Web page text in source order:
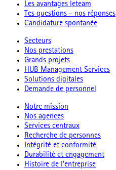
Les avantages leteam
Tes questions - nos réponses
Candidature spontanée
Secteurs
Nos prestations
Grands projets
HUB Management Services
Solutions digitales
Demande de personnel
Notre mission
Nos agences
Services centraux
Recherche de personnes
Intégrité et conformité
Durabilité et engagement
Histoire de l’entreprise